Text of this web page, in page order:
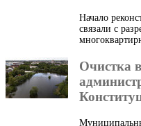
Начало
связали с
Очистка